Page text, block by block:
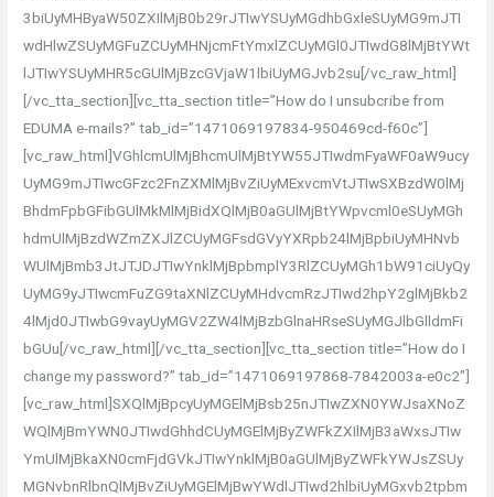
3biUyMHByaW50ZXIlMjB0b29rJTIwYSUyMGdhbGxleSUyMG9mJTI
wdHlwZSUyMGFuZCUyMHNjcmFtYmxlZCUyMGl0JTIwdG8lMjBtYWt
lJTIwYSUyMHR5cGUlMjBzcGVjaW1lbiUyMGJvb2su[/vc_raw_html]
[/vc_tta_section][vc_tta_section title=”How do I unsubcribe from
EDUMA e-mails?” tab_id=”1471069197834-950469cd-f60c”]
[vc_raw_html]VGhlcmUlMjBhcmUlMjBtYW55JTIwdmFyaWF0aW9ucy
UyMG9mJTIwcGFzc2FnZXMlMjBvZiUyMExvcmVtJTIwSXBzdW0lMj
BhdmFpbGFibGUlMkMlMjBidXQlMjB0aGUlMjBtYWpvcml0eSUyMGh
hdmUlMjBzdWZmZXJlZCUyMGFsdGVyYXRpb24lMjBpbiUyMHNvb
WUlMjBmb3JtJTJDJTIwYnklMjBpbmplY3RlZCUyMGh1bW91ciUyQy
UyMG9yJTIwcmFuZG9taXNlZCUyMHdvcmRzJTIwd2hpY2glMjBkb2
4lMjd0JTIwbG9vayUyMGV2ZW4lMjBzbGlnaHRseSUyMGJlbGlldmFi
bGUu[/vc_raw_html][/vc_tta_section][vc_tta_section title=”How do I
change my password?” tab_id=”1471069197868-7842003a-e0c2″]
[vc_raw_html]SXQlMjBpcyUyMGElMjBsb25nJTIwZXN0YWJsaXNoZ
WQlMjBmYWN0JTIwdGhhdCUyMGElMjByZWFkZXIlMjB3aWxsJTIw
YmUlMjBkaXN0cmFjdGVkJTIwYnklMjB0aGUlMjByZWFkYWJsZSUy
MGNvbnRlbnQlMjBvZiUyMGElMjBwYWdlJTIwd2hlbiUyMGxvb2tpbm